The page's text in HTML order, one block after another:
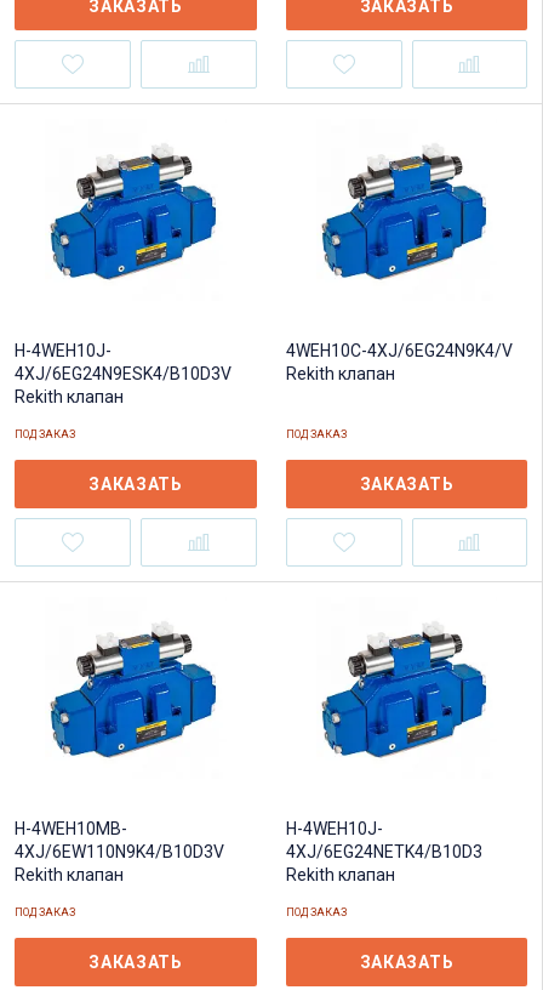
ЗАКАЗАТЬ ЗАКАЗАТЬ
H-4WEH10J-
4XJ/6EG24N9ESK4/B10D3V
Rekith клапан
ПОД ЗАКАЗ
ЗАКАЗАТЬ
4WEH10C-4XJ/6EG24N9K4/V
Rekith клапан
ПОД ЗАКАЗ
ЗАКАЗАТЬ
H-4WEH10MB-
4XJ/6EW110N9K4/B10D3V
Rekith клапан
ПОД ЗАКАЗ
ЗАКАЗАТЬ
H-4WEH10J-
4XJ/6EG24NETK4/B10D3
Rekith клапан
ПОД ЗАКАЗ
ЗАКАЗАТЬ